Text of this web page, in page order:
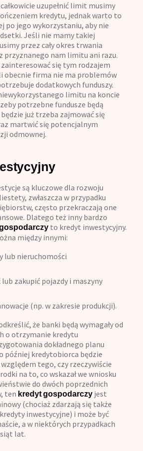
uzupełnić limit musimy
kredytu, jednak warto to
po jego wykorzystaniu, aby nie
Jeśli nie mamy takiej
przez cały okres trwania
przyznanego nam limitu ani razu.
się tym rodzajem
obecnie firma nie ma problemów
dodatkowych funduszy.
limitu na koncie
potrzebne fundusze będą
już trzeba zajmować się
martwić się potencjalnym
odmownej.
są kluczowe dla rozwoju
zwłaszcza w przypadku
często przekraczają one
Dlatego też inny bardzo
to kredyt inwestycyjny.
między innymi:
lub nieruchomości
zakupić pojazdy i maszyny
(np. w zakresie produkcji).
że banki będą wymagały od
o otrzymanie kredytu
dokładnego planu
później kredytobiorca będzie
tego, czy rzeczywiście
na to, co wskazał we wniosku
do dwóch poprzednich
ten kredytgospodarczy jest
(chociaż zdarzają się także
inwestycyjne) i może być
a w niektórych przypadkach
lat.